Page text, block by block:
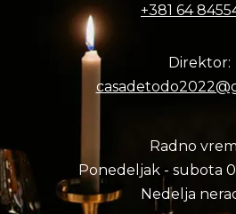
+381 64
Direktor:
Radno
Ponedeljak - subota
Nedelja